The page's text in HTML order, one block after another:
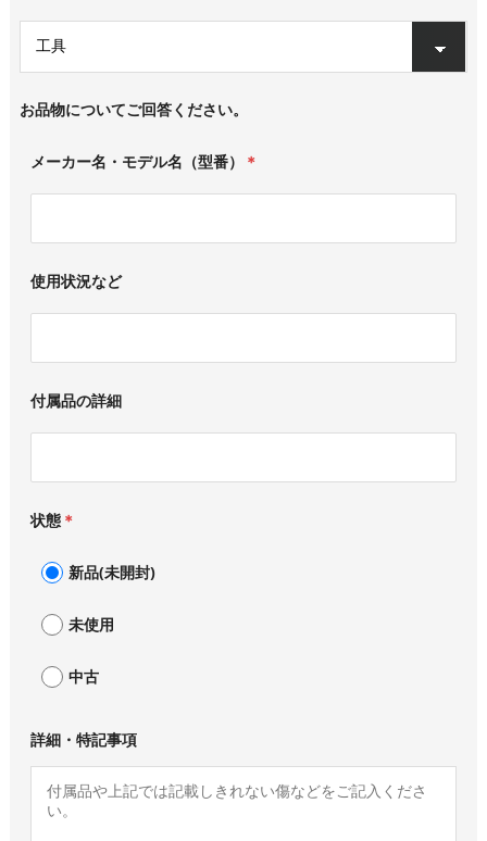
お品物についてご回答ください。
メーカー名・モデル名（型番） ＊
使用状況など
付属品の詳細
状態＊
新品(未開封)
未使用
中古
詳細・特記事項